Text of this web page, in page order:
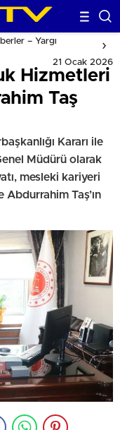
– Yargı
21 Ocak 2026
Hizmetleri
Taş
Kararı ile
Müdürü olarak
mesleki kariyeri
Taş’ın